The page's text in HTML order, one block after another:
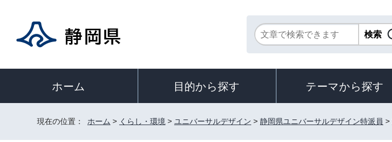
ホーム 目的から探す テーマから探す
現在の位置： ホーム > くらし・環境 > ユニバーサルデザイン > 静岡県ユニバーサルデザイン特派員 >